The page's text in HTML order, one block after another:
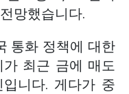
망했습니다.
통화 정책에 대한
가 최근 금에 매도
니다. 게다가 중